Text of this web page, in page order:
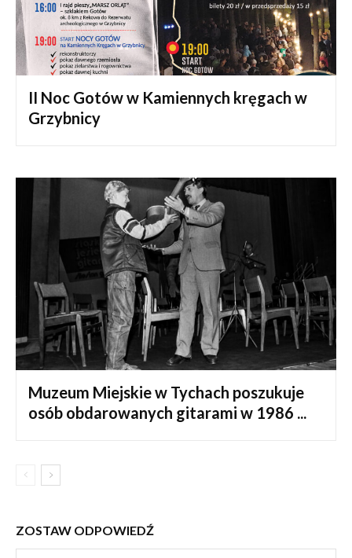
II Noc Gotów w Kamiennych kręgach w
Grzybnicy
Muzeum Miejskie w Tychach poszukuje
osób obdarowanych gitarami w 1986 ...
ZOSTAW ODPOWIEDŹ